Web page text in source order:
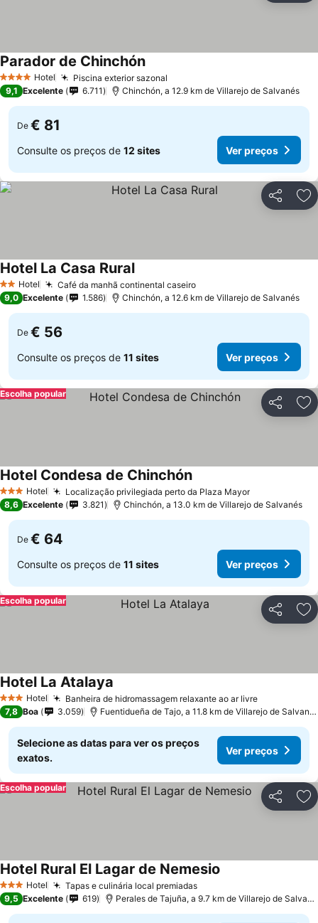
4 EstrelasHotel Piscina exterior sazonal
Parador de Chinchón
9,1 Excelente 6.711 Chinchón, a 12.9 km de Villarejo de Salvanés
De € 81
Consulte os preços de 12 sites Ver preços
Partilhar
2 Estrelas
Hotel Café da manhã continental caseiro
Hotel La Casa Rural
9,0 Excelente 1.586 Chinchón, a 12.6 km de Villarejo de Salvanés
De € 56
Consulte os preços de 11 sites Ver preços
Partilhar
Escolha popular
3 EstrelasHotel Localização privilegiada perto da Plaza Mayor
Hotel Condesa de Chinchón
8,6 Excelente 3.821 Chinchón, a 13.0 km de Villarejo de Salvanés
De € 64
Consulte os preços de 11 sites Ver preços
Partilhar
Escolha popular
3 EstrelasHotel Banheira de hidromassagem relaxante ao ar livre
Hotel La Atalaya
7,8 Boa 3.059 Fuentidueña de Tajo, a 11.8 km de Villarejo de Salvanés
Selecione as datas para ver os preços
exatos.
Ver preços
Partilhar
Escolha popular
3 EstrelasHotel Tapas e culinária local premiadas
Hotel Rural El Lagar de Nemesio
9,5 Excelente 619 Perales de Tajuña, a 9.7 km de Villarejo de Salvanés